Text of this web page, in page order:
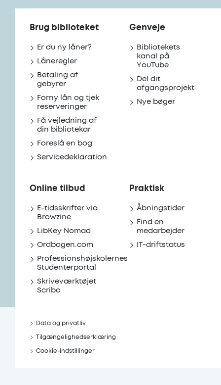
Brug biblioteket
Er du ny låner?
Låneregler
Betaling af
gebyrer
Forny lån og tjek
reserveringer
Få vejledning af
din bibliotekar
Foreslå en bog
Servicedeklaration
Genveje
Bibliotekets
kanal på
YouTube
Del dit
afgangsprojekt
Nye bøger
Online tilbud
E-tidsskrifter via
Browzine
LibKey Nomad
Ordbogen.com
Professionshøjskolernes
Studenterportal
Skriveværktøjet
Scribo
Praktisk
Åbningstider
Find en
medarbejder
IT-driftstatus
Data og privatliv
Tilgængelighedserklæring
Cookie-indstillinger